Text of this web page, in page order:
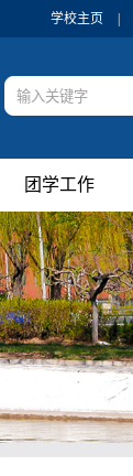
学校主页
团学工作